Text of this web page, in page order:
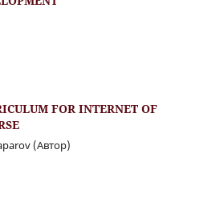
FOR INTERNET OF
(Автор)